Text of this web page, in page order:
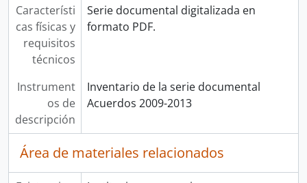
Característi
cas físicas y
requisitos
técnicos
Serie documental digitalizada en
formato PDF.
Instrument
os de
descripción
Inventario de la serie documental
Acuerdos 2009-2013
Área de materiales relacionados